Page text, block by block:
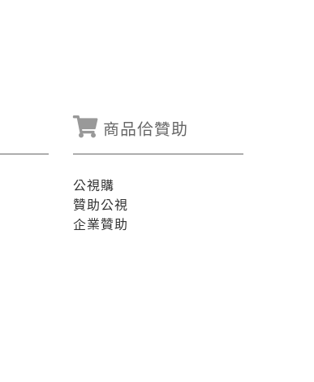
商品佮贊助
公視購
贊助公視
企業贊助